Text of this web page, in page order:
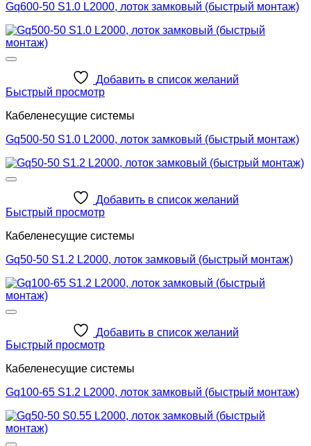
Gq600-50 S1.0 L2000, лоток замковый (быстрый монтаж)
Добавить в список желаний
Быстрый просмотр
Кабеленесущие системы
Gq500-50 S1.0 L2000, лоток замковый (быстрый монтаж)
Добавить в список желаний
Быстрый просмотр
Кабеленесущие системы
Gq50-50 S1.2 L2000, лоток замковый (быстрый монтаж)
Добавить в список желаний
Быстрый просмотр
Кабеленесущие системы
Gq100-65 S1.2 L2000, лоток замковый (быстрый монтаж)